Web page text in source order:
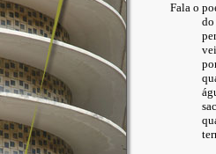
Fala o
do